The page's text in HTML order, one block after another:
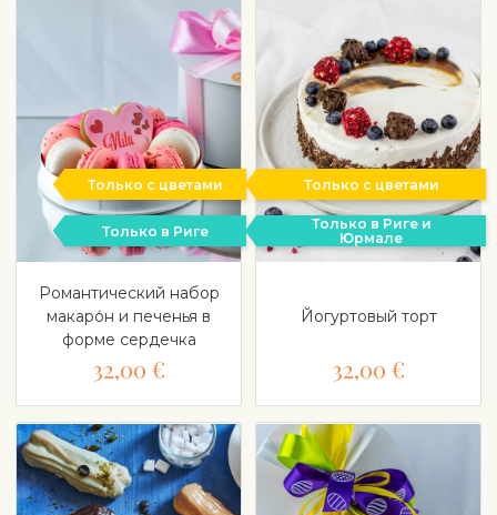
Только с цветами
Только в Риге
Романтический набор
макаро́н и печенья в
форме сердечка
32,00 €
Только с цветами
Только в Риге и
Юрмале
Йогуртовый торт
32,00 €